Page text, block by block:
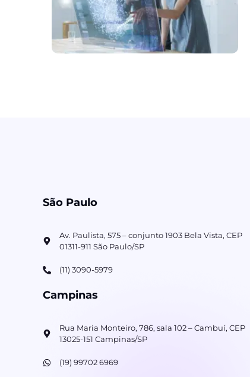
São Paulo
Av. Paulista, 575 – conjunto 1903 Bela Vista, CEP
01311-911 São Paulo/SP
(11) 3090-5979
Campinas
Rua Maria Monteiro, 786, sala 102 – Cambuí, CEP
13025-151 Campinas/SP
(19) 99702 6969